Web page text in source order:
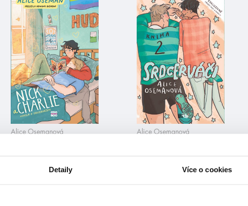
Detaily Více o cookies
Alice Osemanová Alice Osemanová